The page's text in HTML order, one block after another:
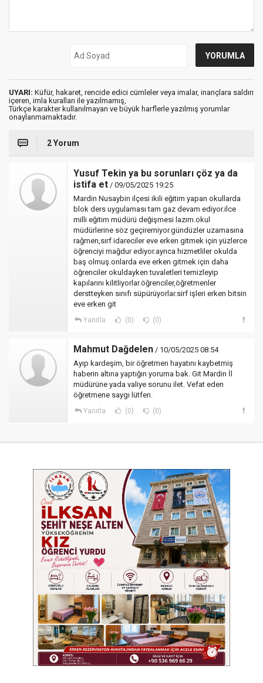
UYARI: Küfür, hakaret, rencide edici cümleler veya imalar, inançlara saldırı
içeren, imla kuralları ile yazılmamış,
Türkçe karakter kullanılmayan ve büyük harflerle yazılmış yorumlar
onaylanmamaktadır.
2 Yorum
Yusuf Tekin ya bu sorunları çöz ya da
istifa et / 09/05/2025 19:25
Mardin Nusaybin ilçesi ikili eğitim yapan okullarda
blok ders uygulaması tam gaz devam ediyor.ilce
milli eğitim müdürü değişmesi lazım.okul
müdürlerine söz geçiremiyor.gündüzler uzamasına
rağmen,sırf idareciler eve erken gitmek için yüzlerce
öğrenciyi mağdur ediyor.ayrıca hizmetliler okulda
baş olmuş.onlarda eve erken gitmek için daha
öğrenciler okuldayken tuvaletleri temizleyip
kapılarını kilitliyorlar.öğrenciler,öğretmenler
derstteyken sınıfı süpürüyorlar.sirf işleri erken bitsin
eve erken git
Yanıtla (0) (0)
Mahmut Dağdelen / 10/05/2025 08:54
Ayıp kardeşim, bir öğretmen hayatını kaybetmiş
haberin altına yaptığın yoruma bak. Git Mardin İl
müdürüne yada valiye sorunu ilet. Vefat eden
öğretmene saygı lütfen.
Yanıtla (0) (0)